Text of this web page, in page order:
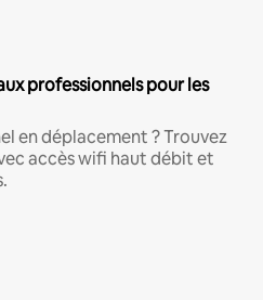
professionnels pour les
en déplacement ? Trouvez
accès wifi haut débit et